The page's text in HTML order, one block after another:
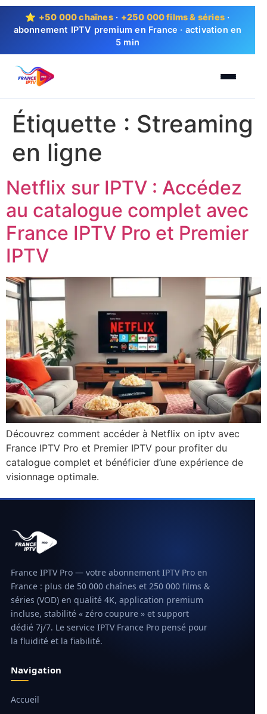
⭐ +50 000 chaînes· +250 000 films & séries ·
abonnement IPTV premium en France · activation en
5 min
Étiquette : Streaming
en ligne
Netflix sur IPTV : Accédez
au catalogue complet avec
France IPTV Pro et Premier
IPTV
Découvrez comment accéder à Netflix on iptv avec
France IPTV Pro et Premier IPTV pour profiter du
catalogue complet et bénéficier d’une expérience de
visionnage optimale.
France IPTV Pro — votre abonnement IPTV Pro en
France : plus de 50 000 chaînes et 250 000 films &
séries (VOD) en qualité 4K, application premium
incluse, stabilité « zéro coupure » et support
dédié 7j/7. Le service IPTV France Pro pensé pour
la fluidité et la fiabilité.
Navigation
Accueil